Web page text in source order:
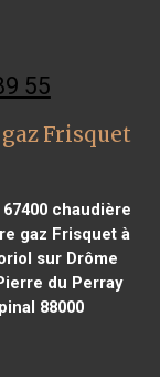
55
Frisquet
chaudière
gaz Frisquet à
sur Drôme
du Perray
88000